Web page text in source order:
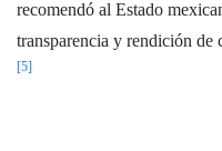
recomendó al Estado
transparencia y rendición de
[5]